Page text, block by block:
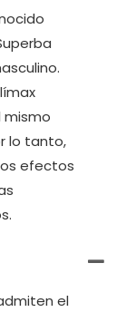
mismo
lo tanto,
efectos
el